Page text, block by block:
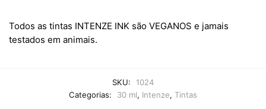
Todos as tintas INTENZE INK são VEGANOS e jamais
testados em animais.
SKU:
1024
Categorias:
30 ml, Intenze, Tintas